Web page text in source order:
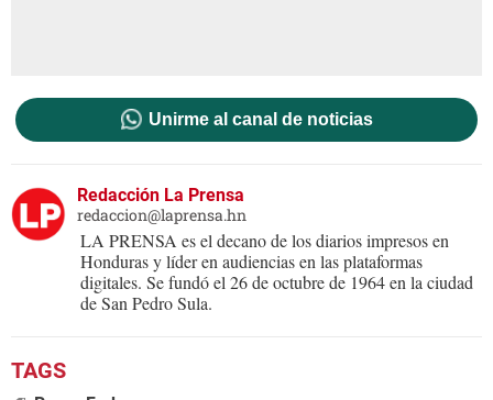
Unirme al canal de noticias
Redacción La Prensa
redaccion@laprensa.hn
LA PRENSA es el decano de los diarios impresos en
Honduras y líder en audiencias en las plataformas
digitales. Se fundó el 26 de octubre de 1964 en la ciudad
de San Pedro Sula.